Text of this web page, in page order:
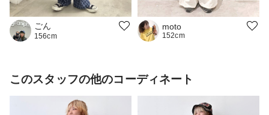
ごん
156cm
moto
152cm
このスタッフの他のコーディネート